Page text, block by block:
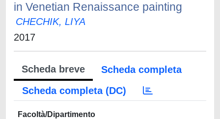
in Venetian Renaissance painting
CHECHIK, LIYA
2017
Scheda breve
Scheda completa
Scheda completa (DC)
Facoltà/Dipartimento